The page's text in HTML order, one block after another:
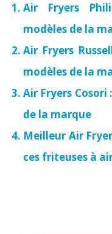
Air Fryers
modèles de la
Air Fryers
modèles de la
Air Fryers Cosori
de la marque
Meilleur Air
ces friteuses à